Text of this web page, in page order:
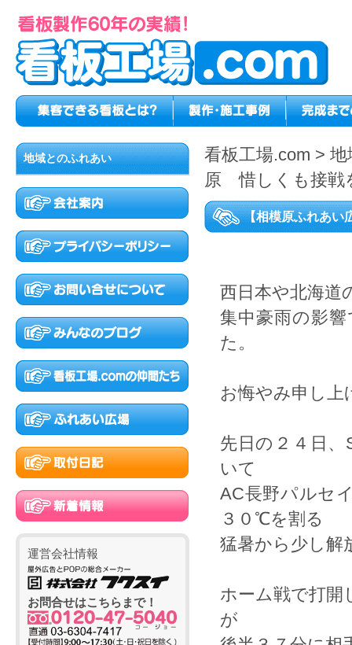
看板工場.com > 地
原 惜しくも接戦
【相模原ふれあい
西日本や北海道
集中豪雨の影
た。
お悔やみ申し上
先日の２４日
いて
AC長野パルセ
３０℃を割る
猛暑から少し解
ホーム戦で打開
が
地域とのふれあい
運営会社情報
お問合せはこちらまで！